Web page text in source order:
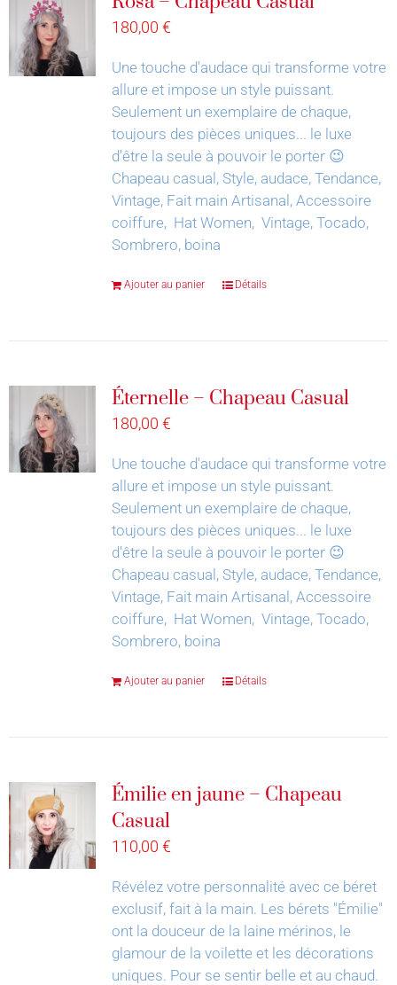
180,00 €
Une touche d'audace qui transforme votre
allure et impose un style puissant.
Seulement un exemplaire de chaque,
toujours des pièces uniques... le luxe
d'être la seule à pouvoir le porter 😉
Chapeau casual, Style, audace, Tendance,
Vintage, Fait main Artisanal, Accessoire
coiffure, Hat Women, Vintage, Tocado,
Sombrero, boina
Ajouter au panier Détails
Éternelle – Chapeau Casual
180,00 €
Une touche d'audace qui transforme votre
allure et impose un style puissant.
Seulement un exemplaire de chaque,
toujours des pièces uniques... le luxe
d'être la seule à pouvoir le porter 😉
Chapeau casual, Style, audace, Tendance,
Vintage, Fait main Artisanal, Accessoire
coiffure, Hat Women, Vintage, Tocado,
Sombrero, boina
Ajouter au panier Détails
Émilie en jaune – Chapeau
Casual
110,00 €
Révélez votre personnalité avec ce béret
exclusif, fait à la main. Les bérets "Émilie"
ont la douceur de la laine mérinos, le
glamour de la voilette et les décorations
uniques. Pour se sentir belle et au chaud.